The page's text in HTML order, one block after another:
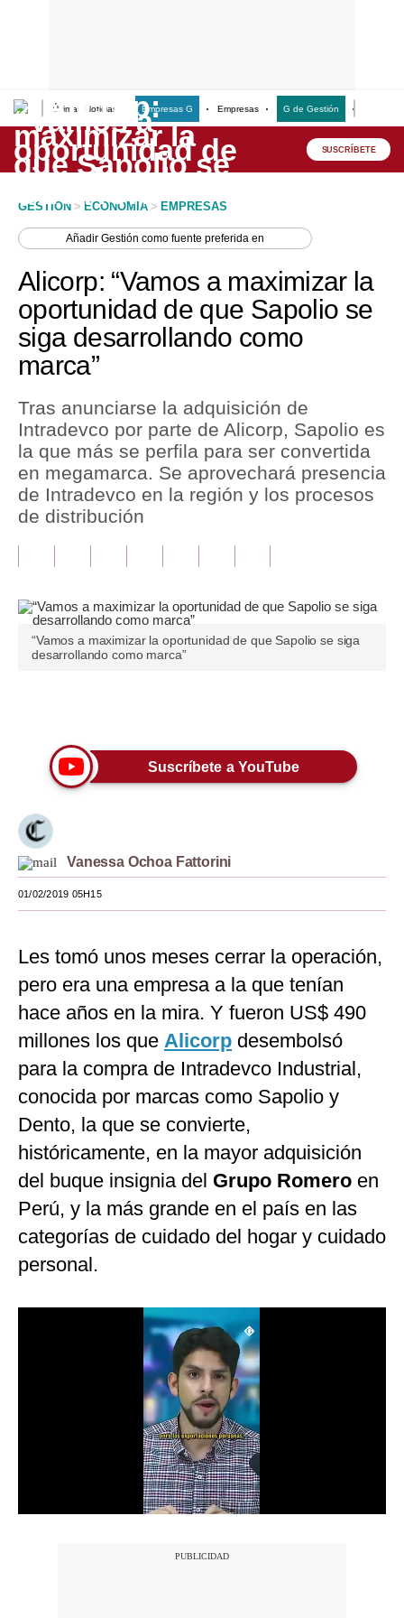
Últimas Noticias Empresas G Empresas G de Gestión
Lo último
Peru Quiosco
Economía
Mercados
Perú
Política
Tu Dinero
Finanzas Personales
Inmobiliarias
Plus G
Editorial
Pregunta de hoy
Lujo
Moda
Estilos
Mundo
México
España
Internacional
Tecnología
Club del Suscriptor
Mix
G de Gestión
Notas Contratadas
Podcast
Gestión TV
SUSCRÍBETE
GESTION > ECONOMIA > EMPRESAS
AñadirGestión como fuente preferida en
Alicorp: “Vamos a maximizar la
oportunidad de que Sapolio se
siga desarrollando como
marca”
Tras anunciarse la adquisición de
Intradevco por parte de Alicorp, Sapolio es
la que más se perfila para ser convertida
en megamarca. Se aprovechará presencia
de Intradevco en la región y los procesos
de distribución
“Vamos a maximizar la oportunidad de que Sapolio se siga
desarrollando como marca”
Suscríbete a YouTube
Vanessa Ochoa Fattorini
01/02/2019 05H15
Les tomó unos meses cerrar la operación,
pero era una empresa a la que tenían
hace años en la mira. Y fueron US$ 490
millones los que Alicorp desembolsó
para la compra de Intradevco Industrial,
conocida por marcas como Sapolio y
Dento, la que se convierte,
históricamente, en la mayor adquisición
del buque insignia del Grupo Romero en
Perú, y la más grande en el país en las
categorías de cuidado del hogar y cuidado
personal.